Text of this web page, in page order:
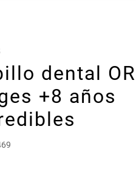
dental
+8 años